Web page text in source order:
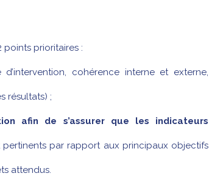
points prioritaires :
d’intervention, cohérence interne et externe,
résultats) ;
afin de s’assurer que les indicateurs
par rapport aux principaux objectifs
attendus.